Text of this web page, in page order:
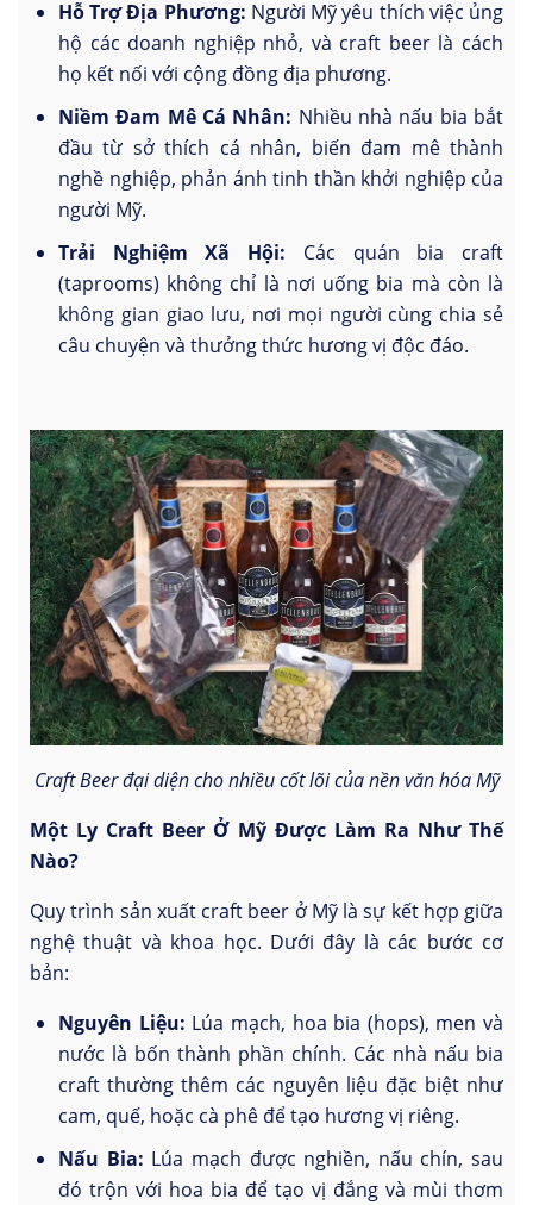
Hỗ Trợ Địa Phương: Người Mỹ yêu thích việc ủng
hộ các doanh nghiệp nhỏ, và craft beer là cách
họ kết nối với cộng đồng địa phương.
Niềm Đam Mê Cá Nhân: Nhiều nhà nấu bia bắt
đầu từ sở thích cá nhân, biến đam mê thành
nghề nghiệp, phản ánh tinh thần khởi nghiệp của
người Mỹ.
Trải Nghiệm Xã Hội: Các quán bia craft
(taprooms) không chỉ là nơi uống bia mà còn là
không gian giao lưu, nơi mọi người cùng chia sẻ
câu chuyện và thưởng thức hương vị độc đáo.
Craft Beer đại diện cho nhiều cốt lõi của nền văn hóa Mỹ
Một Ly Craft Beer Ở Mỹ Được Làm Ra Như Thế
Nào?
Quy trình sản xuất craft beer ở Mỹ là sự kết hợp giữa
nghệ thuật và khoa học. Dưới đây là các bước cơ
bản:
Nguyên Liệu: Lúa mạch, hoa bia (hops), men và
nước là bốn thành phần chính. Các nhà nấu bia
craft thường thêm các nguyên liệu đặc biệt như
cam, quế, hoặc cà phê để tạo hương vị riêng.
Nấu Bia: Lúa mạch được nghiền, nấu chín, sau
đó trộn với hoa bia để tạo vị đắng và mùi thơm